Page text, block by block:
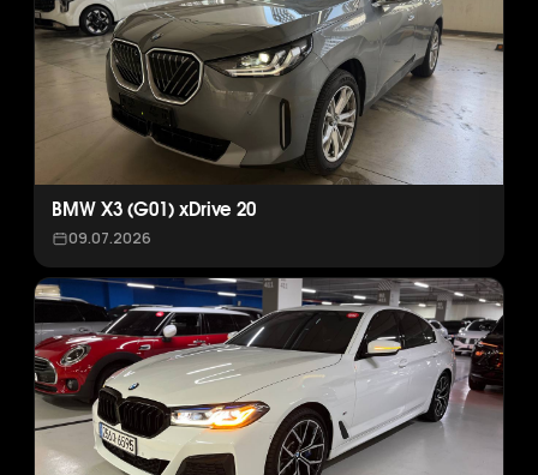
BMW X3 (G01) xDrive 20
09.07.2026